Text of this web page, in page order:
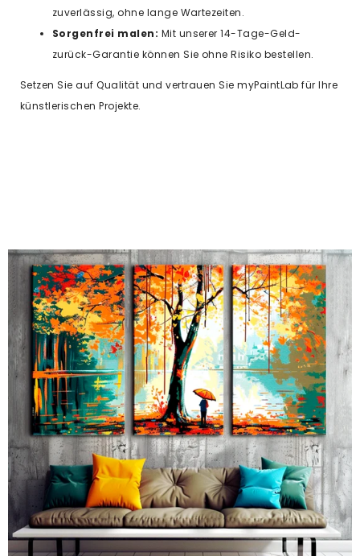
zuverlässig, ohne lange Wartezeiten.
Sorgenfrei malen: Mit unserer 14-Tage-Geld-
zurück-Garantie können Sie ohne Risiko bestellen.
Setzen Sie auf Qualität und vertrauen Sie myPaintLab für Ihre
künstlerischen Projekte.